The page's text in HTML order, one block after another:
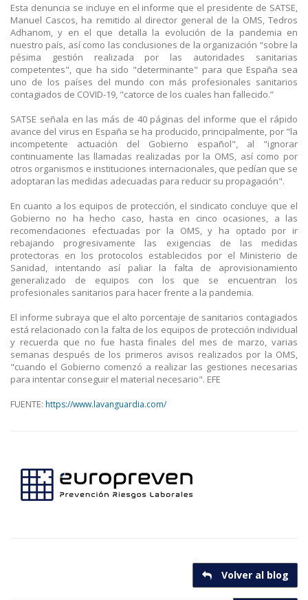
Esta denuncia se incluye en el informe que el presidente de SATSE,
Manuel Cascos, ha remitido al director general de la OMS, Tedros
Adhanom, y en el que detalla la evolución de la pandemia en
nuestro país, así como las conclusiones de la organización “sobre la
pésima gestión realizada por las autoridades sanitarias
competentes", que ha sido "determinante" para que España sea
uno de los países del mundo con más profesionales sanitarios
contagiados de COVID-19, "catorce de los cuales han fallecido.”
SATSE señala en las más de 40 páginas del informe que el rápido
avance del virus en España se ha producido, principalmente, por "la
incompetente actuación del Gobierno español", al "ignorar
continuamente las llamadas realizadas por la OMS, así como por
otros organismos e instituciones internacionales, que pedían que se
adoptaran las medidas adecuadas para reducir su propagación".
En cuanto a los equipos de protección, el sindicato concluye que el
Gobierno no ha hecho caso, hasta en cinco ocasiones, a las
recomendaciones efectuadas por la OMS, y ha optado por ir
rebajando progresivamente las exigencias de las medidas
protectoras en los protocolos establecidos por el Ministerio de
Sanidad, intentando así paliar la falta de aprovisionamiento
generalizado de equipos con los que se encuentran los
profesionales sanitarios para hacer frente a la pandemia.
El informe subraya que el alto porcentaje de sanitarios contagiados
está relacionado con la falta de los equipos de protección individual
y recuerda que no fue hasta finales del mes de marzo, varias
semanas después de los primeros avisos realizados por la OMS,
"cuando el Gobierno comenzó a realizar las gestiones necesarias
para intentar conseguir el material necesario". EFE
FUENTE: https://www.lavanguardia.com/
Volver al blog